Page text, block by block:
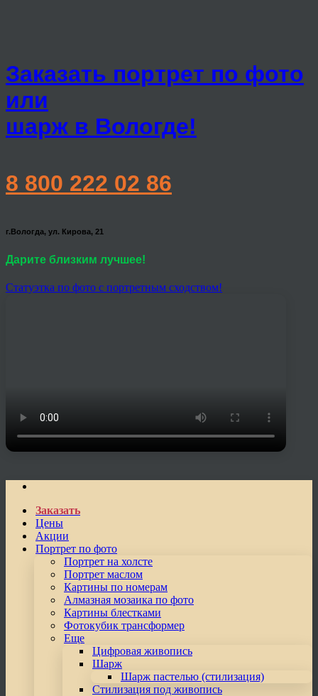
Заказать портрет по фото
или
шарж в Вологде!
8 800 222 02 86
г.Вологда, ул. Кирова, 21
Дарите близким лучшее!
Статуэтка по фото с портретным сходством!
Заказать
Цены
Акции
Портрет по фото
Портрет на холсте
Портрет маслом
Картины по номерам
Алмазная мозаика по фото
Картины блестками
Фотокубик трансформер
Еще
Цифровая живопись
Шарж
Шарж пастелью (стилизация)
Стилизация под живопись